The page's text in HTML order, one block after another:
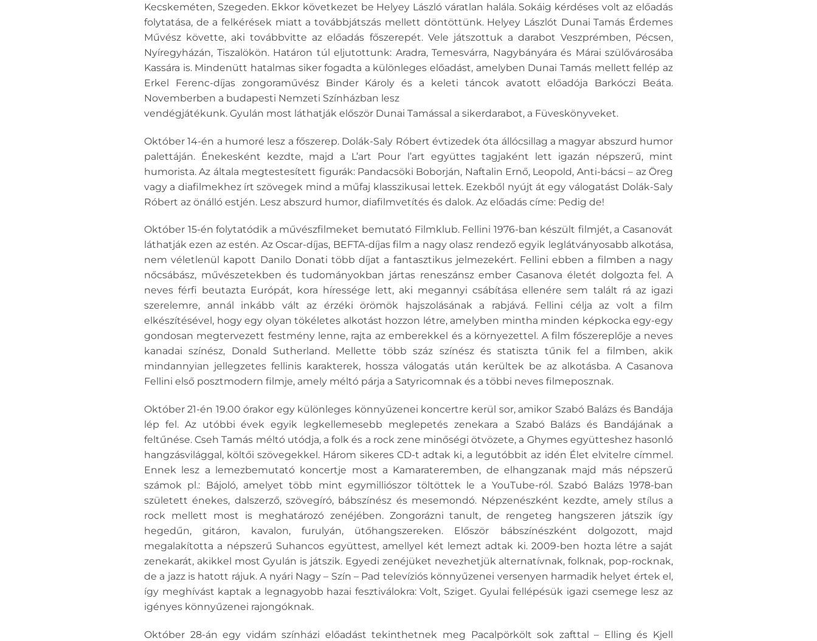
Kecskeméten, Szegeden. Ekkor következet be Helyey László váratlan halála. Sokáig kérdéses volt az előadás
folytatása, de a felkérések miatt a továbbjátszás mellett döntöttünk. Helyey Lászlót Dunai Tamás Érdemes
Művész követte, aki továbbvitte az előadás főszerepét. Vele játszottuk a darabot Veszprémben, Pécsen,
Nyíregyházán, Tiszalökön. Határon túl eljutottunk: Aradra, Temesvárra, Nagybányára és Márai szülővárosába
Kassára is. Mindenütt hatalmas siker fogadta a különleges előadást, amelyben Dunai Tamás mellett fellép az
Erkel Ferenc-díjas zongoraművész Binder Károly és a keleti táncok avatott előadója Barkóczi Beáta.
Novemberben a budapesti Nemzeti Színházban lesz
vendégjátékunk. Gyulán most láthatják először Dunai Tamással a sikerdarabot, a Füveskönyveket.
Október 14-én a humoré lesz a főszerep. Dolák-Saly Róbert évtizedek óta állócsillag a magyar abszurd humor
palettáján. Énekesként kezdte, majd a L’art Pour l’art együttes tagjaként lett igazán népszerű, mint
humorista. Az általa megtestesített figurák: Pandacsöki Boborján, Naftalin Ernő, Leopold, Anti-bácsi – az Öreg
vagy a diafilmekhez írt szövegek mind a műfaj klasszikusai lettek. Ezekből nyújt át egy válogatást Dolák-Saly
Róbert az önálló estjén. Lesz abszurd humor, diafilmvetítés és dalok. Az előadás címe: Pedig de!
Október 15-én folytatódik a művészfilmeket bemutató Filmklub. Fellini 1976-ban készült filmjét, a Casanovát
láthatják ezen az estén. Az Oscar-díjas, BEFTA-díjas film a nagy olasz rendező egyik leglátványosabb alkotása,
nem véletlenül kapott Danilo Donati több díjat a fantasztikus jelmezekért. Fellini ebben a filmben a nagy
nőcsábász, művészetekben és tudományokban jártas reneszánsz ember Casanova életét dolgozta fel. A
neves férfi beutazta Európát, kora híressége lett, aki megannyi csábítása ellenére sem talált rá az igazi
szerelemre, annál inkább vált az érzéki örömök hajszolásának a rabjává. Fellini célja az volt a film
elkészítésével, hogy egy olyan tökéletes alkotást hozzon létre, amelyben mintha minden képkocka egy-egy
gondosan megtervezett festmény lenne, rajta az emberekkel és a környezettel. A film főszereplője a neves
kanadai színész, Donald Sutherland. Mellette több száz színész és statiszta tűnik fel a filmben, akik
mindannyian jellegzetes fellinis karakterek, hossza válogatás után kerültek be az alkotásba. A Casanova
Fellini első posztmodern filmje, amely méltó párja a Satyricomnak és a többi neves filmeposznak.
Október 21-én 19.00 órakor egy különleges könnyűzenei koncertre kerül sor, amikor Szabó Balázs és Bandája
lép fel. Az utóbbi évek egyik legkellemesebb meglepetés zenekara a Szabó Balázs és Bandájának a
feltűnése. Cseh Tamás méltó utódja, a folk és a rock zene minőségi ötvözete, a Ghymes együtteshez hasonló
hangzásvilággal, költői szövegekkel. Három sikeres CD-t adtak ki, a legutóbbit az idén Élet elvitelre címmel.
Ennek lesz a lemezbemutató koncertje most a Kamarateremben, de elhangzanak majd más népszerű
számok pl.: Bájoló, amelyet több mint egymilliószor töltöttek le a YouTube-ról. Szabó Balázs 1978-ban
született énekes, dalszerző, szövegíró, bábszínész és mesemondó. Népzenészként kezdte, amely stílus a
rock mellett most is meghatározó zenéjében. Zongorázni tanult, de rengeteg hangszeren játszik így
hegedűn, gitáron, kavalon, furulyán, ütőhangszereken. Először bábszínészként dolgozott, majd
megalakította a népszerű Suhancos együttest, amellyel két lemezt adtak ki. 2009-ben hozta létre a saját
zenekarát, akikkel most Gyulán is játszik. Egyedi zenéjüket nevezhetjük alternatívnak, folknak, pop-rocknak,
de a jazz is hatott rájuk. A nyári Nagy – Szín – Pad televíziós könnyűzenei versenyen harmadik helyet értek el,
így meghívást kaptak a legnagyobb hazai fesztiválokra: Volt, Sziget. Gyulai fellépésük igazi csemege lesz az
igényes könnyűzenei rajongóknak.
Október 28-án egy vidám színházi előadást tekinthetnek meg Pacalpörkölt sok zafttal – Elling és Kjell